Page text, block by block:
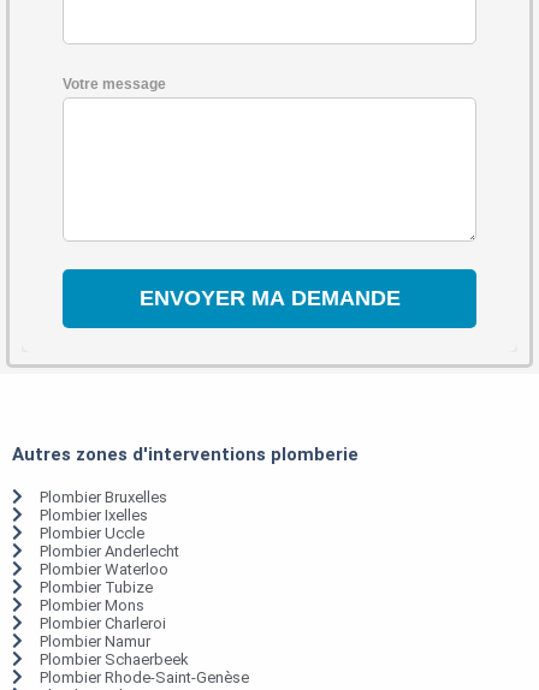
Votre message
Autres zones d'interventions plomberie
Plombier Bruxelles
Plombier Ixelles
Plombier Uccle
Plombier Anderlecht
Plombier Waterloo
Plombier Tubize
Plombier Mons
Plombier Charleroi
Plombier Namur
Plombier Schaerbeek
Plombier Rhode-Saint-Genèse